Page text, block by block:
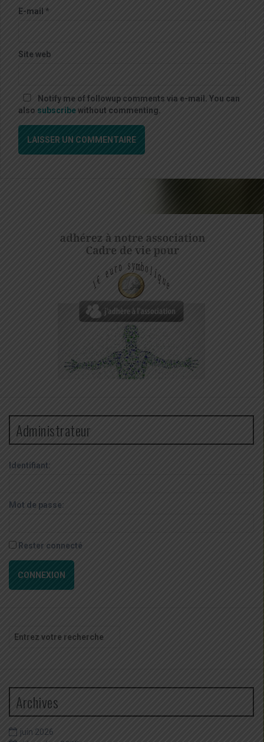
E-mail *
Site web
Notify me of followup comments via e-mail. You can
also subscribe without commenting.
Administrateur
Identifiant:
Mot de passe:
Rester connecté
CONNEXION
pour
Archives
juin 2026